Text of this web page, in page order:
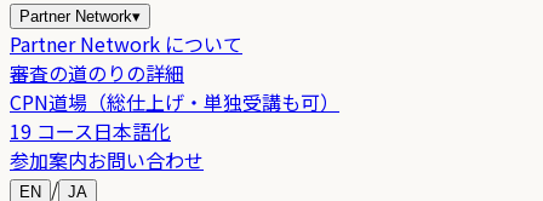
Partner Network▾
Partner Network について
審査の道のりの詳細
CPN道場（総仕上げ・単独受講も可）
19 コース日本語化
参加案内お問い合わせ
EN / JA